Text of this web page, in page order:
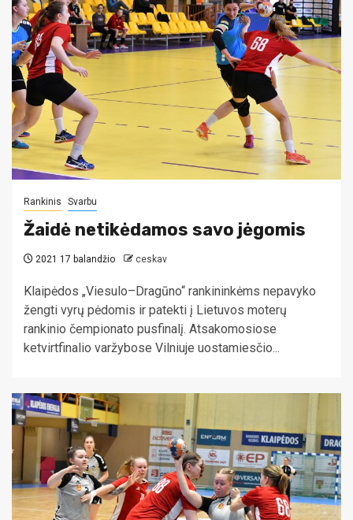
Rankinis Svarbu
Žaidė netikėdamos savo jėgomis
2021 17 balandžio ceskav
Klaipėdos „Viesulo–Dragūno“ rankininkėms nepavyko
žengti vyrų pėdomis ir patekti į Lietuvos moterų
rankinio čempionato pusfinalį. Atsakomosiose
ketvirtfinalio varžybose Vilniuje uostamiesčio...